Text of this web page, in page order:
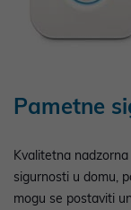
Pametne
Kvalitetna
sigurnosti u domu,
mogu se postaviti